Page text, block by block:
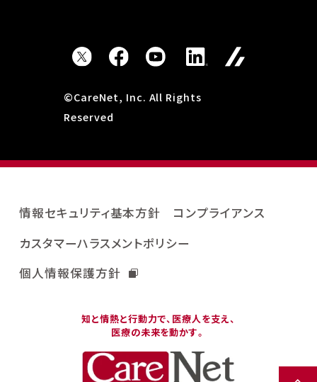
©CareNet, Inc. All Rights
Reserved
知と情熱と行動力で、医療人を支え、
医療の未来を動かす。
情報セキュリティ基本方針
コンプライアンス
カスタマーハラスメントポリシー
個人情報保護方針